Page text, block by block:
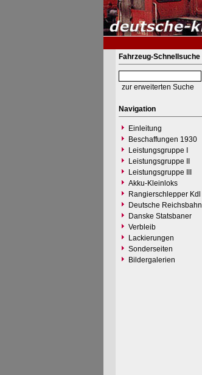
Fahrzeug-Schnellsuche
zur erweiterten Suche
Navigation
Einleitung
Beschaffungen 1930
Leistungsgruppe I
Leistungsgruppe II
Leistungsgruppe III
Akku-Kleinloks
Rangierschlepper Kdl
Deutsche Reichsbahn
Danske Statsbaner
Verbleib
Lackierungen
Sonderseiten
Bildergalerien